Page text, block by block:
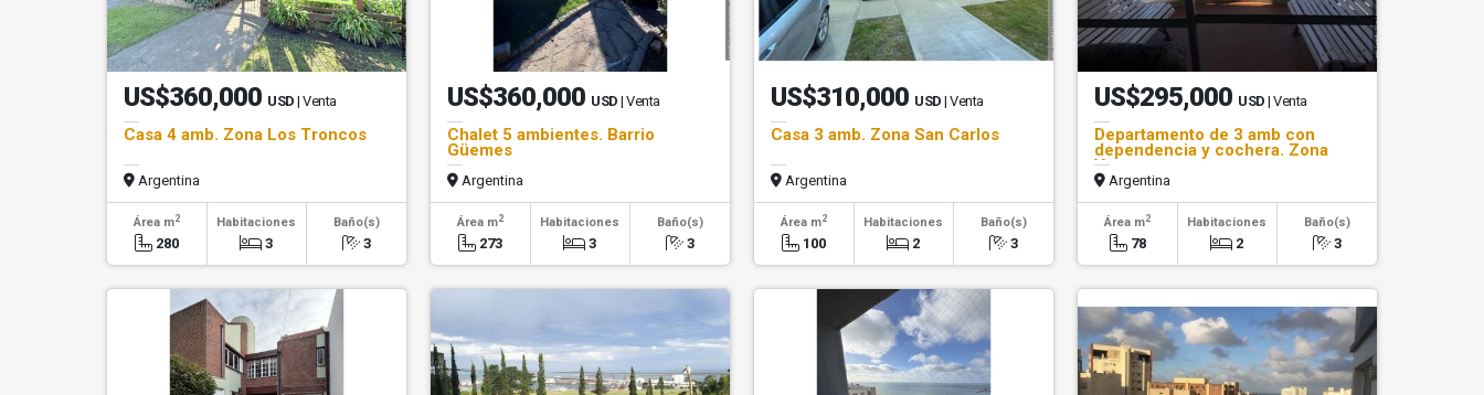
US$360,000 USD | Venta
Casa 4 amb. Zona Los Troncos
Argentina
Área m2
280
Habitaciones
3
Baño(s)
3
US$360,000 USD | Venta
Chalet 5 ambientes. Barrio
Güemes
Argentina
Área m2
273
Habitaciones
3
Baño(s)
3
US$310,000 USD | Venta
Casa 3 amb. Zona San Carlos
Argentina
Área m2
100
Habitaciones
2
Baño(s)
3
US$295,000 USD | Venta
Departamento de 3 amb con
dependencia y cochera. Zona
Varese
Argentina
Área m2
78
Habitaciones
2
Baño(s)
3